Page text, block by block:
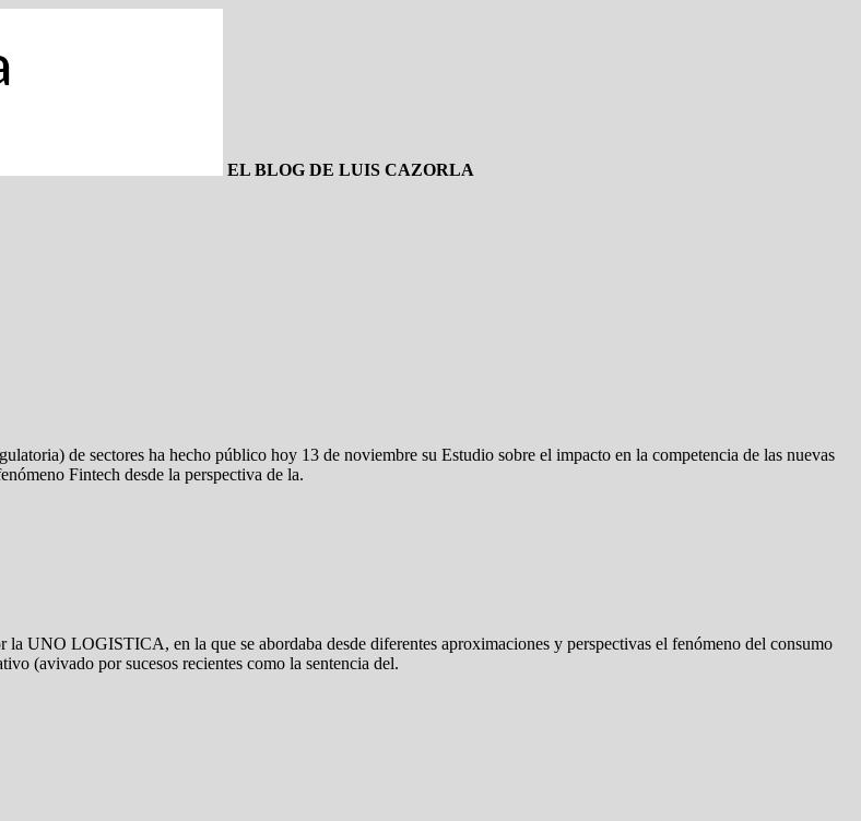
EL BLOG DE LUIS CAZORLA
de sectores ha hecho público hoy 13 de noviembre su Estudio sobre el impacto en la competencia de las nuevas
Fintech desde la perspectiva de la.
UNO LOGISTICA, en la que se abordaba desde diferentes aproximaciones y perspectivas el fenómeno del consumo
(avivado por sucesos recientes como la sentencia del.